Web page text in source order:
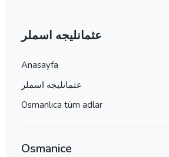
عثمانليجه اسملر
Anasayfa
عثمانليجه اسملر
Osmanlıca tüm adlar
Osmanice